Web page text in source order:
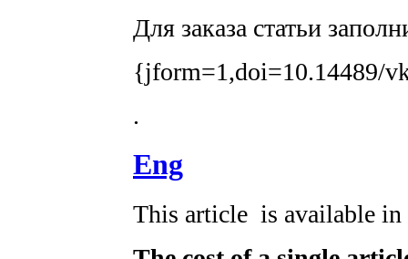
Для заказа статьи
{jform=1,doi=10.14489/
.
Eng
This article is available